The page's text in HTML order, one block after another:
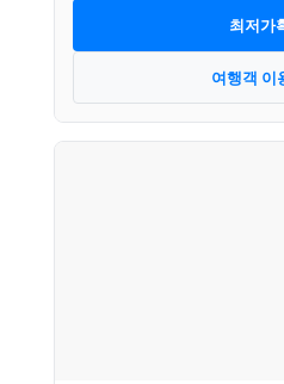
최저가
여행객 이